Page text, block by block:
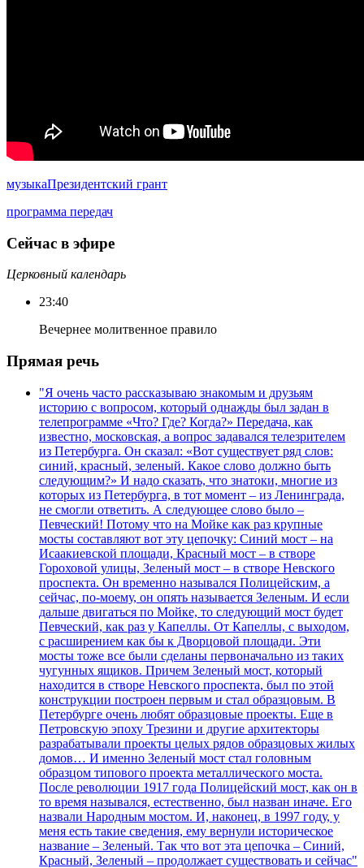
музыкаПрезидентский грант
программа передач
Сейчас в эфире
Церковный календарь
23:40
Вечернее молитвенное правило
Прямая речь
"Я очень часто рассказываю знакомым и друзьям
историю с вопросом, который однажды был задан в
телепрограмме «Что? Где? Когда?» Передача, как
известно, московская, а вопрос задавался телезрителем
из Петербурга. Он сказал: «Вот существует ряд слов:
синий, красный, зеленый. Какое слово должно быть
следующим?» И надо сказать, что знатоки, многие из
которых из Петербурга, в тот момент – из Ленинграда,
не смогли ответить. А следующее слово было –
Певческий! Потому что на Мойке как раз крупные
мосты составляют вот эту цепочку: Синий мост – на
Исаакиевской площади, Красный мост – в створе
Гороховой улицы, Зеленый мост – в створе Невского
проспекта. Он временно назывался Полицейским, а
сейчас, по-моему, он опять называется Зеленым. И если
дальше двигаться по Мойке, то следующий мост будет
Певческий, как раз у Капеллы. От Капеллы, с выходом,
с расширением как бы к Дворцовой площади. Эти
мосты тоже все были сделаны первоначально из таких
чугунных ящиков. Причем Зеленый мост, который
находится в створе Невского проспекта, был по этой
конструкции построен первым и стал образцовым. В
Петербурге очень любят образцовые проекты. Еще в
Петровскую эпоху Трезини и другие архитекторы
разрабатывали проекты целых рядов образцовых жилых
домов… И именно Зеленый мост стал головным
образцом типового проекта металлического моста.
После революции 1917 года Полицейский мост, как он в
то время назывался, естественно, был назван иначе. Его
назвали Народным мостом. И, наконец, в 1997 году, у
меня есть такие сведения, ему вернули историческое
название – Зеленый. Так что вот эта цепочка – Синий,
Красный, Зеленый – продолжает существовать и сейчас"